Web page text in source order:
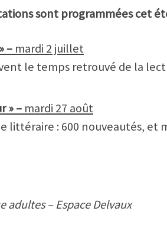
sont programmées cet
– mardi 2 juillet
le temps retrouvé de la
»– mardi 27 août
littéraire : 600 nouveautés, et
adultes – Espace Delvaux